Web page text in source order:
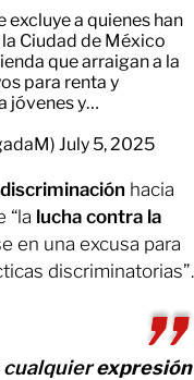
a quienes han
Ciudad de México
que arraigan a la
para renta y
jóvenes y…
July 5, 2025
discriminación hacia
“la lucha contra la
en una excusa para
discriminatorias”.
cualquierexpresión